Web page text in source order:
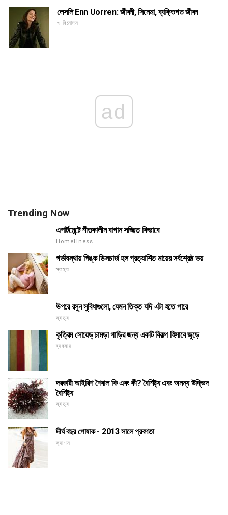
লেসলি Enn Uorren: জীবনী, সিনেমা, ব্যক্তিগত জীবন
ও বিনোদন
ad
Trending Now
এপার্টমেন্টে শীতকালীন বাগান সজ্জিত কিভাবে
Homeliness
গর্ভাবস্থায় পিঙ্ক ডিসচার্জ হল প্রত্যাশিত মায়ের সর্বশ্রেষ্ঠ ভয়
স্বাস্থ্য
উপরে রসুন সুবিধাগুলো, যেমন তিক্ত যদি এটা হতে পারে
স্বাস্থ্য
কৃত্রিম সোয়েড্ চামড়া গাড়ির জন্য একটি বিকল্প হিসাবে জুড়ে
ব্যবসায়
দরকারী আইরিশ শৈবাল কি এবং কী? বৈশিষ্ট্য এবং অনন্য উদ্ভিদ
বৈশিষ্ট্য
স্বাস্থ্য
দীর্ঘ বছর পোষাক - 2013 সালে প্রবণতা
ফ্যাশন